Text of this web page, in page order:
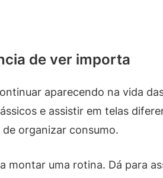
de ver importa
aparecendo na vida
e assistir em telas
organizar consumo.
montar uma rotina. Dá para